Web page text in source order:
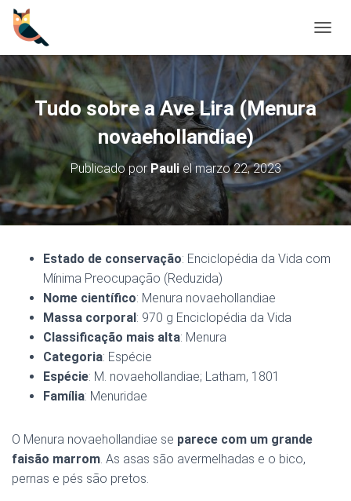
A
M
I
A
R
M
O
D
O
D
E
V
Tudo sobre a Ave Lira (Menura
novaehollandiae)
Publicado por Paulielmarzo 22, 2023
Estado de conservação: Enciclopédia da Vida com
Mínima Preocupação (Reduzida)
Nome científico: Menura novaehollandiae
Massa corporal: 970 g Enciclopédia da Vida
Classificação mais alta: Menura
Categoria: Espécie
Espécie: M. novaehollandiae; Latham, 1801
Família: Menuridae
O Menura novaehollandiae se parece com um grande
faisão marrom. As asas são avermelhadas e o bico,
pernas e pés são pretos.